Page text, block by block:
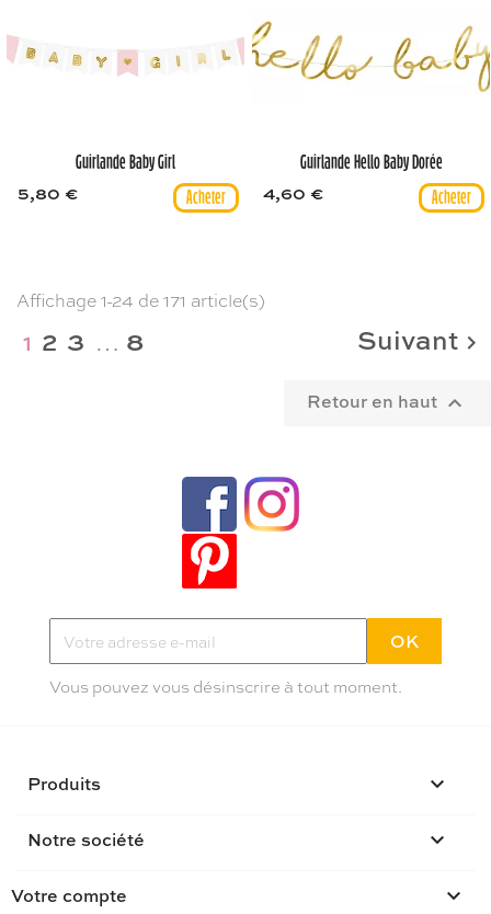
Guirlande Baby Girl
5,80 €
Guirlande Hello Baby Dorée
4,60 €
Affichage 1-24 de 171 article(s)
1 2 3 … 8 Suivant 
Retour en haut 
Tendances, idées déco et bons plans
Inscrivez-vous à la newletter Poppy
Pas plus de deux mails par mois
Vous pouvez vous désinscrire à tout moment.
Produits 
Notre société 
Votre compte 